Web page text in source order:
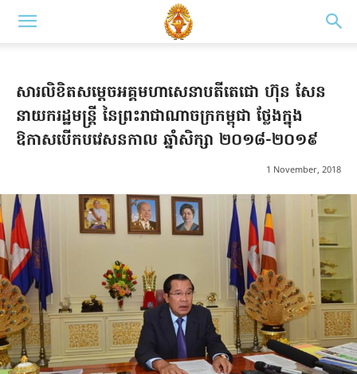
សារលិខិតសម្តេចអគ្គមហាសេនាបតីតេជោ ហ៊ុន សែន
នាយករដ្ឋមន្រ្តី នៃព្រះ​រាជាណា​ចក្រ​កម្ពុជា ថ្លែងក្នុង
ឱកាសបើកបវេសនកាល ឆ្នាំសិក្សា ២០១៨-២០១៩
1 November, 2018